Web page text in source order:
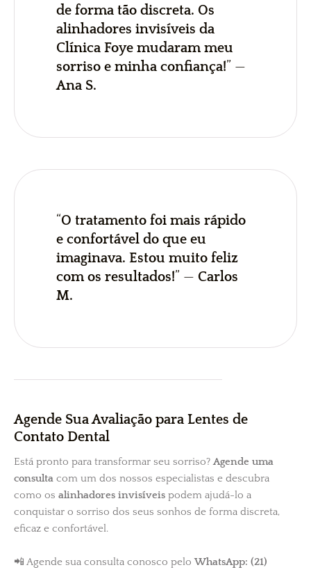
de forma tão discreta. Os
alinhadores invisíveis da
Clínica Foye mudaram meu
sorriso e minha confiança!” —
Ana S.
“O tratamento foi mais rápido
e confortável do que eu
imaginava. Estou muito feliz
com os resultados!” — Carlos
M.
Agende Sua Avaliação para Lentes de
Contato Dental
Está pronto para transformar seu sorriso?Agende uma
consulta com um dos nossos especialistas e descubra
como os alinhadores invisíveis podem ajudá-lo a
conquistar o sorriso dos seus sonhos de forma discreta,
eficaz e confortável.
📲 Agende sua consulta conosco peloWhatsApp: (21)